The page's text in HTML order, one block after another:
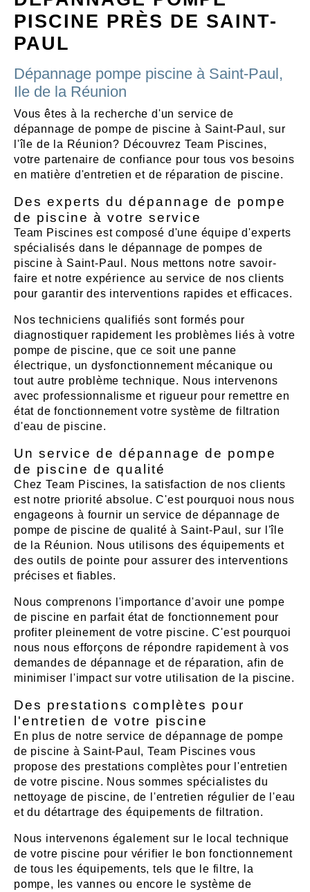
PISCINE PRÈS DE SAINT-
PAUL
Dépannage pompe piscine à Saint-Paul,
Ile de la Réunion
Vous êtes à la recherche d'un service de
dépannage de pompe de piscine à Saint-Paul, sur
l'île de la Réunion? Découvrez Team Piscines,
votre partenaire de confiance pour tous vos besoins
en matière d'entretien et de réparation de piscine.
Des experts du dépannage de pompe
de piscine à votre service
Team Piscines est composé d'une équipe d'experts
spécialisés dans le dépannage de pompes de
piscine à Saint-Paul. Nous mettons notre savoir-
faire et notre expérience au service de nos clients
pour garantir des interventions rapides et efficaces.
Nos techniciens qualifiés sont formés pour
diagnostiquer rapidement les problèmes liés à votre
pompe de piscine, que ce soit une panne
électrique, un dysfonctionnement mécanique ou
tout autre problème technique. Nous intervenons
avec professionnalisme et rigueur pour remettre en
état de fonctionnement votre système de filtration
d'eau de piscine.
Un service de dépannage de pompe
de piscine de qualité
Chez Team Piscines, la satisfaction de nos clients
est notre priorité absolue. C'est pourquoi nous nous
engageons à fournir un service de dépannage de
pompe de piscine de qualité à Saint-Paul, sur l'île
de la Réunion. Nous utilisons des équipements et
des outils de pointe pour assurer des interventions
précises et fiables.
Nous comprenons l'importance d'avoir une pompe
de piscine en parfait état de fonctionnement pour
profiter pleinement de votre piscine. C'est pourquoi
nous nous efforçons de répondre rapidement à vos
demandes de dépannage et de réparation, afin de
minimiser l'impact sur votre utilisation de la piscine.
Des prestations complètes pour
l'entretien de votre piscine
En plus de notre service de dépannage de pompe
de piscine à Saint-Paul, Team Piscines vous
propose des prestations complètes pour l'entretien
de votre piscine. Nous sommes spécialistes du
nettoyage de piscine, de l'entretien régulier de l'eau
et du détartrage des équipements de filtration.
Nous intervenons également sur le local technique
de votre piscine pour vérifier le bon fonctionnement
de tous les équipements, tels que le filtre, la
pompe, les vannes ou encore le système de